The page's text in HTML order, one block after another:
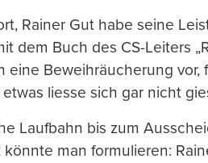
Rainer Gut habe seine
dem Buch des CS-Leiters
eine Beweihräucherung vor,
liesse sich gar nicht
Laufbahn bis zum
man formulieren: